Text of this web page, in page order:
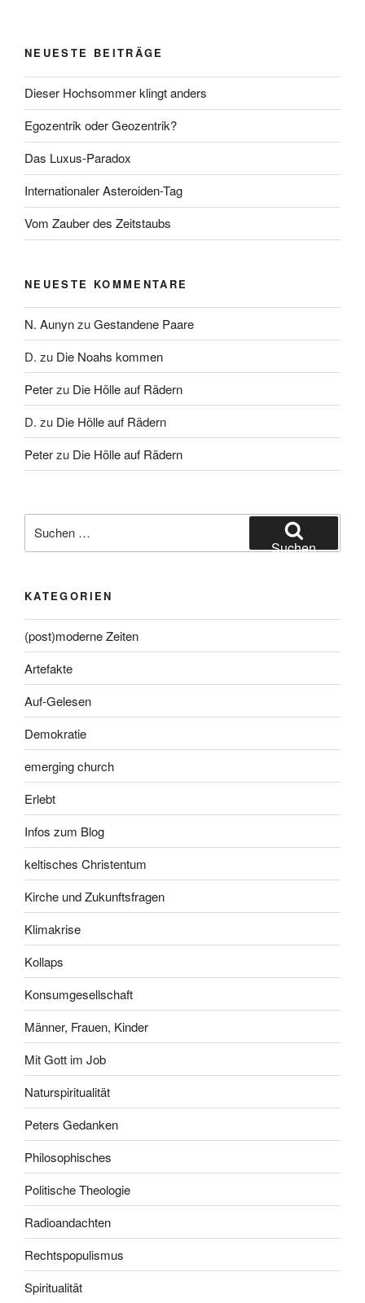
NEUESTE BEITRÄGE
Dieser Hochsommer klingt anders
Egozentrik oder Geozentrik?
Das Luxus-Paradox
Internationaler Asteroiden-Tag
Vom Zauber des Zeitstaubs
NEUESTE KOMMENTARE
N. AunynzuGestandene Paare
D. zu Die Noahs kommen
Peterzu Die Hölle auf Rädern
D. zu Die Hölle auf Rädern
Peterzu Die Hölle auf Rädern
nach:
Suchen
KATEGORIEN
(post)moderne Zeiten
Artefakte
Auf-Gelesen
Demokratie
emerging church
Erlebt
Infos zum Blog
keltisches Christentum
Kirche und Zukunftsfragen
Klimakrise
Kollaps
Konsumgesellschaft
Männer, Frauen, Kinder
Mit Gott im Job
Naturspiritualität
Peters Gedanken
Philosophisches
Politische Theologie
Radioandachten
Rechtspopulismus
Spiritualität